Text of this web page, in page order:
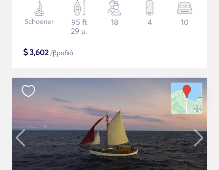
Schooner
95 ft
29 μ.
18 4 10
$3,602/βραδιά